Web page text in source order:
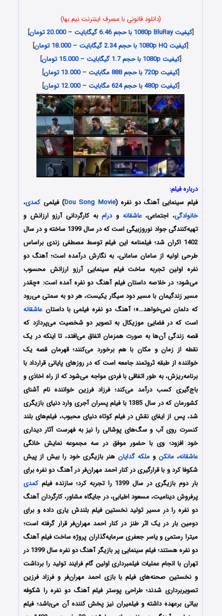
(دانلود قانونی با مصرف اینترنت نیم بها)
[کیفیت 1080p BluRay با حجم 6.46 گیگابایت – 20.000 تومان
]
[کیفیت 1080p HQ با حجم 2.34 گیگابایت – 18.000 تومان
]
[کیفیت 1080p با حجم 1.7 گیگابایت – 15.000 تومان
]
[کیفیت 720p با حجم 888 مگابایت – 13.000 تومان
]
[کیفیت 480p با حجم 624 مگابایت – 12.000 تومان ]
درباره فیلم:
فیلم سینمایی آهنگ دو نفره (Dou Song Movie) فیلمیکمدی،
خانوادگی، اجتماعی،عاشقانه ودرامبه کارگردانی آرزو ارزانش و
تهیه‌کنندگی جواد نوروزبیگی است که در سال 1399 ساخته و در سال
1402 اکران شد؛ فیلمنامه این فیلم توسط مصطفی زندی براساس
طرحی اولیه از سامان سامانی، به نگارش درآمده است؛ آهنگ دو
نفره اولین تجربه ساخت فیلم سینمایی آرزو ارزانش محسوب
می‌شود؛ در خلاصه داستان فیلم آهنگ دو نفره آمده است: «چقدر
مسیر زندگیمان با مسیر دود سیگار یکیست، هر دو به سمتی می‌رود
که دلمان نمی‌خواهد…»؛ آهنگ دو نفره فیلمی با داستانعاشقانه
است که در فضایی موزیکال به تصویر دو شخصیت می‌پردازد که
قصه زندگی آن‌ها به صورت همزمان اتفاق می‌افتد، تا اینکه در یک
نقطه از زمان و مکان با هم برخورد می‌کنند؛ قهرمان قصه یک
خواننده از طبقه ثروتمند جامعه است که در روزهای پایانی قرارداد با
برنامه‌ریزش، به طور اتفاقی با فردی مواجه می‌شود که از راه اخاذی و
باج‌گیری کسب درآمد می‌کند؛ فرزاد فرزین خواننده نام آشنای
کشورمان که در سال 1385 با فیلم پسران آجری وارد دنیای بازیگری
شد، پس از ایفای نقش در فیلم کوتاه دنیای محبوب، فیلم‌های بلند
کنسرت روی آب و سگ‌های پوشالی را نیز به فهرست آثار دیداری
خود افزود؛ وی با حضور موفق در سه مجموعه نمایش خانگی
عاشقانه،مانکن وملکه گدایان هنر بازیگری خود را بیش از پیش
شکوفا کرد و با قرارگیری در کنار احمد مهران‌فر در آهنگ دو نفره برای
بار دوم بازیگری در سال 1399 را تجربه کرد؛ سازنده فیلم
کمدی
پرفروش دینامیت، مسعود اطیابی، در جایگاه مشاور، کارگردان آهنگ
دو نفره را در مسیر تولید نخستین فیلم بلندش یاری داده و برای
دومین بار در یک اثر طنز در کنار احمد مهران‌فر قرار گرفته است؛
میترا رستمی و یاسر جعفری سرمایه‌گذاران پروژه ساخت فیلم آهنگ
دو نفره هستند؛ فیلم سینمایی پر بازیگر آهنگ دو نفره سال 1399 در
تهران با انجام عملیات فیلمبرداری اولین گام فرایند تولید را برداشت
و نخستین صحنه‌های فیلم با بازی احمد مهران‌فر و فرزاد فرزین
تصویربرداری شدند؛ طراحی پوستر فیلم آهنگ دو نفره را شکوفه
بیاتی برعهده داشته و فیلمیران نیز پخش کننده آن می‌باشد؛ فیلم